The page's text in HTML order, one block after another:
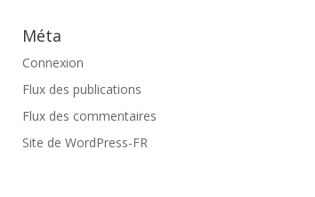
Méta
Connexion
Flux des publications
Flux des commentaires
Site de WordPress-FR